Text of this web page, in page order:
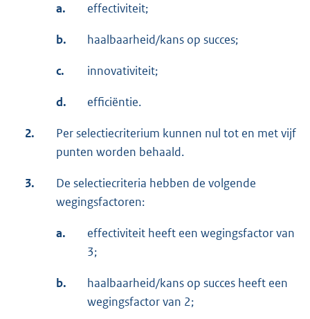
a. effectiviteit;
b. haalbaarheid/kans op succes;
c. innovativiteit;
d. efficiëntie.
2.
Per selectiecriterium kunnen nul tot en met vijf
punten worden behaald.
3.
De selectiecriteria hebben de volgende
wegingsfactoren:
a.
effectiviteit heeft een wegingsfactor van
3;
b.
haalbaarheid/kans op succes heeft een
wegingsfactor van 2;